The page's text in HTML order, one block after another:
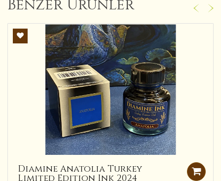
Benzer Ürünler
Diamine Anatolia Turkey
Limited Edition Ink 2024